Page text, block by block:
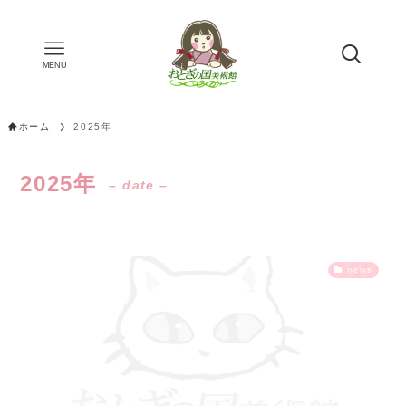
MENU
ホーム 2025年
2025年 – date –
news